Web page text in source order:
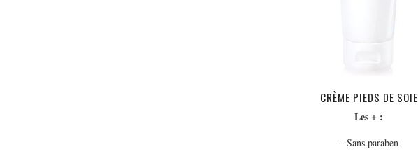
CRÈME PIEDS DE SOIE
Les + :
– Sans paraben